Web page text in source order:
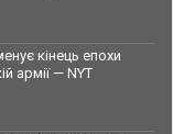
кінець епохи
армії — NYT